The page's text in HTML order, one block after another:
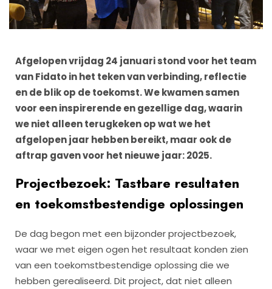
Afgelopen vrijdag 24 januari stond voor het team
van Fidato in het teken van verbinding, reflectie
en de blik op de toekomst. We kwamen samen
voor een inspirerende en gezellige dag, waarin
we niet alleen terugkeken op wat we het
afgelopen jaar hebben bereikt, maar ook de
aftrap gaven voor het nieuwe jaar: 2025.
Projectbezoek: Tastbare resultaten
en toekomstbestendige oplossingen
De dag begon met een bijzonder projectbezoek,
waar we met eigen ogen het resultaat konden zien
van een toekomstbestendige oplossing die we
hebben gerealiseerd. Dit project, dat niet alleen